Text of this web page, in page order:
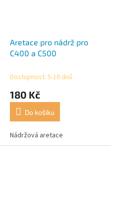
Aretace pro nádrž pro
C400 a C500
Dostupnost: 5-10 dnů
180 Kč
Do košíku
Nádržová aretace